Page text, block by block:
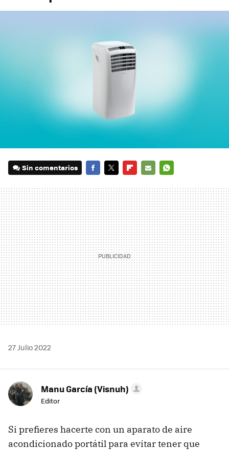
Sin comentarios
MAIL
27 Julio 2022
Manu García (Visnuh)
Editor
Si prefieres hacerte con un aparato de aire
acondicionado portátil para evitar tener que